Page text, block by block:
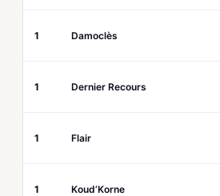
1 Damoclès
1 Dernier Recours
1 Flair
1 Koud’Korne